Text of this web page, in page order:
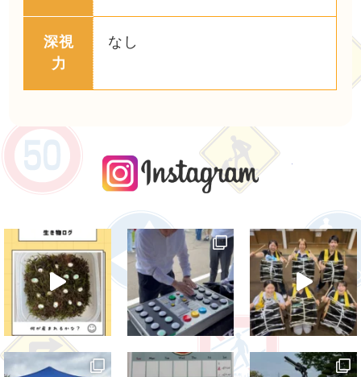
深視
力
なし